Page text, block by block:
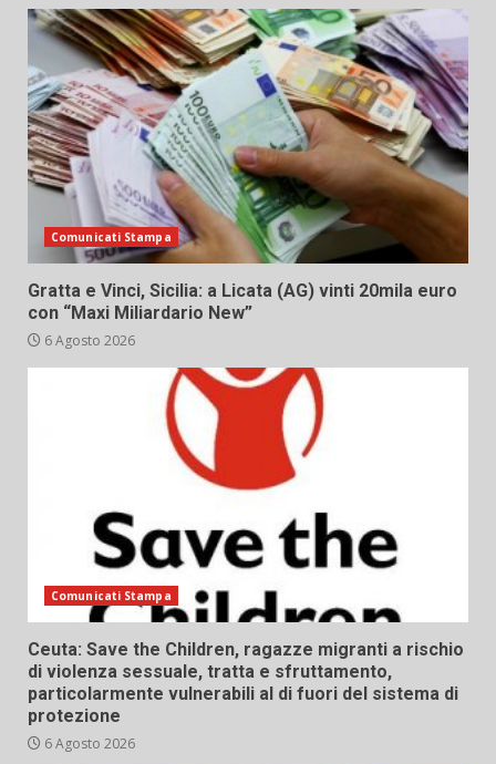
Comunicati Stampa
Gratta e Vinci, Sicilia: a Licata (AG) vinti 20mila euro
con “Maxi Miliardario New”
6 Agosto 2026
Comunicati Stampa
Ceuta: Save the Children, ragazze migranti a rischio
di violenza sessuale, tratta e sfruttamento,
particolarmente vulnerabili al di fuori del sistema di
protezione
6 Agosto 2026